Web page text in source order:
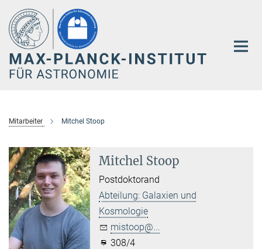
Hauptinhalt
Mitarbeiter Mitchel Stoop
Mitchel Stoop
Postdoktorand
Abteilung: Galaxien und
Kosmologie
mistoop@...
308/4